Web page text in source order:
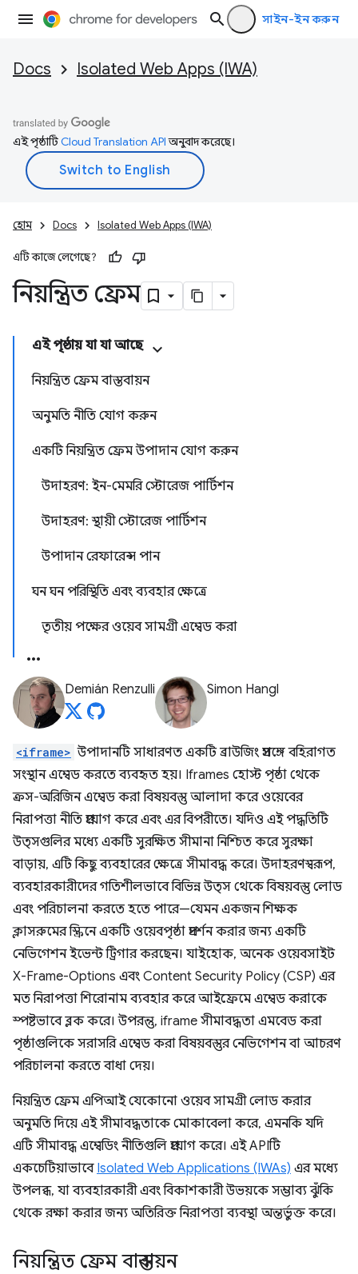
সাইন-ইন করুন
Docs Isolated Web Apps (IWA)
এই পৃষ্ঠাটিCloud Translation APIঅনুবাদ করেছে।
হোম Docs Isolated Web Apps (IWA)
এটি কাজে লেগেছে?
নিয়ন্ত্রিত ফ্রেম
এই পৃষ্ঠায় যা যা আছে
নিয়ন্ত্রিত ফ্রেম বাস্তবায়ন
অনুমতি নীতি যোগ করুন
একটি নিয়ন্ত্রিত ফ্রেম উপাদান যোগ করুন
উদাহরণ: ইন-মেমরি স্টোরেজ পার্টিশন
উদাহরণ: স্থায়ী স্টোরেজ পার্টিশন
উপাদান রেফারেন্স পান
ঘন ঘন পরিস্থিতি এবং ব্যবহার ক্ষেত্রে
তৃতীয় পক্ষের ওয়েব সামগ্রী এম্বেড করা
Demián Renzulli Simon Hangl
<iframe> উপাদানটি সাধারণত একটি ব্রাউজিং প্রসঙ্গে বহিরাগত
সংস্থান এম্বেড করতে ব্যবহৃত হয়। Iframes হোস্ট পৃষ্ঠা থেকে
ক্রস-অরিজিন এম্বেড করা বিষয়বস্তু আলাদা করে ওয়েবের
নিরাপত্তা নীতি প্রয়োগ করে এবং এর বিপরীতে। যদিও এই পদ্ধতিটি
উত্সগুলির মধ্যে একটি সুরক্ষিত সীমানা নিশ্চিত করে সুরক্ষা
বাড়ায়, এটি কিছু ব্যবহারের ক্ষেত্রে সীমাবদ্ধ করে। উদাহরণস্বরূপ,
ব্যবহারকারীদের গতিশীলভাবে বিভিন্ন উত্স থেকে বিষয়বস্তু লোড
এবং পরিচালনা করতে হতে পারে—যেমন একজন শিক্ষক
ক্লাসরুমের স্ক্রিনে একটি ওয়েবপৃষ্ঠা প্রদর্শন করার জন্য একটি
নেভিগেশন ইভেন্ট ট্রিগার করছেন। যাইহোক, অনেক ওয়েবসাইট
X-Frame-Options এবং Content Security Policy (CSP) এর
মত নিরাপত্তা শিরোনাম ব্যবহার করে আইফ্রেমে এম্বেড করাকে
স্পষ্টভাবে ব্লক করে। উপরন্তু, iframe সীমাবদ্ধতা এমবেড করা
পৃষ্ঠাগুলিকে সরাসরি এম্বেড করা বিষয়বস্তুর নেভিগেশন বা আচরণ
পরিচালনা করতে বাধা দেয়।
নিয়ন্ত্রিত ফ্রেম এপিআই যেকোনো ওয়েব সামগ্রী লোড করার
অনুমতি দিয়ে এই সীমাবদ্ধতাকে মোকাবেলা করে, এমনকি যদি
এটি সীমাবদ্ধ এম্বেডিং নীতিগুলি প্রয়োগ করে। এই APIটি
একচেটিয়াভাবে Isolated Web Applications (IWAs) এর মধ্যে
উপলব্ধ, যা ব্যবহারকারী এবং বিকাশকারী উভয়কে সম্ভাব্য ঝুঁকি
থেকে রক্ষা করার জন্য অতিরিক্ত নিরাপত্তা ব্যবস্থা অন্তর্ভুক্ত করে।
নিয়ন্ত্রিত ফ্রেম বাস্তবায়ন